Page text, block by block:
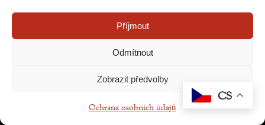
Příjmout
Odmítnout
Zobrazit předvolby
Ochrana osobních údajů
CS